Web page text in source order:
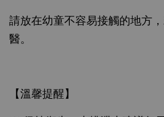
請放在幼童不容易接觸的地方
醫。
【溫馨提醒】